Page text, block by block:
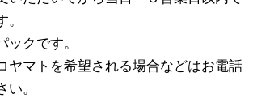
ックです。
ヤマトを希望される場合などはお電話
い。